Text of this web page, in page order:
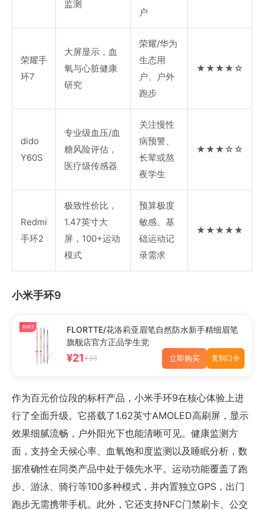
监测
户
荣耀手
环7
大屏显示，血
氧与心脏健康
研究
荣耀/华为
生态用
户、户外
跑步
★★★★☆
dido
Y60S
专业级血压/血
糖风险评估，
医疗级传感器
关注慢性
病预警、
长辈或熬
夜学生
★★★☆☆
Redmi
手环2
极致性价比，
1.47英寸大
屏，100+运动
模式
预算极度
敏感、基
础运动记
录需求
★★★★★
小米手环9
券¥17
FLORTTE/花洛莉亚眉笔自然防水新手精细眉笔
旗舰店官方正品学生党
¥21¥38 立即购买 复制口令
作为百元价位段的标杆产品，小米手环9在核心体验上进
行了全面升级。它搭载了1.62英寸AMOLED高刷屏，显示
效果细腻流畅，户外阳光下也能清晰可见。健康监测方
面，支持全天候心率、血氧饱和度监测以及睡眠分析，数
据准确性在同类产品中处于领先水平。运动功能覆盖了跑
步、游泳、骑行等100多种模式，并内置独立GPS，出门
跑步无需携带手机。此外，它还支持NFC门禁刷卡、公交